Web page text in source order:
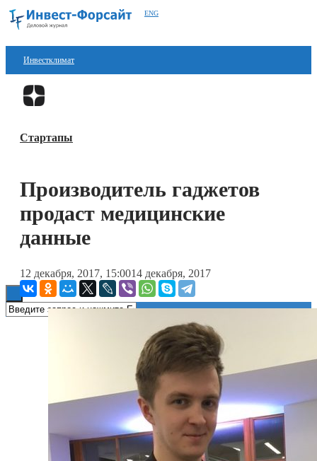
ENG
Инвестклимат
Финансы
Блокчейн
Технологии
Стартапы
Производитель гаджетов
продаст медицинские
данные
12 декабря, 2017, 15:0014 декабря, 2017